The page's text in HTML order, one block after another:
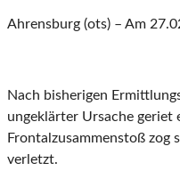
Ahrensburg (ots) – Am
Nach bisherigen
ungeklärter Ursache geriet
Frontalzusammenstoß zog
verletzt.